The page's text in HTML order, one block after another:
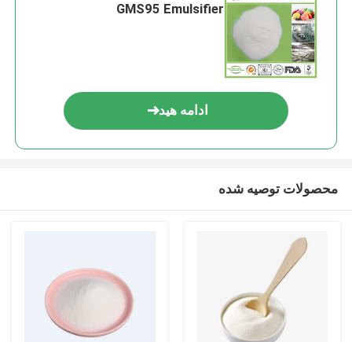
GMS95 Emulsifier
ادامه هید
محصولات توصیه شده